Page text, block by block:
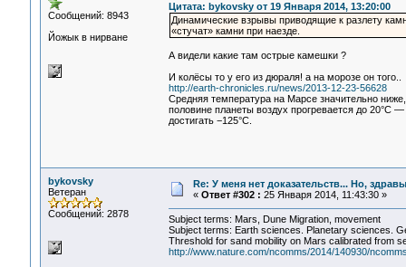
Сообщений: 8943
Йожык в нирване
Цитата: bykovsky от 19 Января 2014, 13:20:00
Динамические взрывы приводящие к разлету
«стучат» камни при наезде.
А видели какие там острые камешки ?
И колёсы то у его из дюраля! а на морозе он того..
http://earth-chronicles.ru/news/2013-12-23-56628
Средняя температура на Марсе значительно
половине планеты воздух прогревается до
достигать −125°С.
bykovsky
Ветеран
Сообщений: 2878
Re: У меня нет доказательств... Но,
« Ответ #302 : 25 Января 2014, 11:43:30 »
Subject terms: Mars, Dune Migration, movement
Subject terms: Earth sciences. Planetary sciences.
Threshold for sand mobility on Mars calibrated from
http://www.nature.com/ncomms/2014/140930/